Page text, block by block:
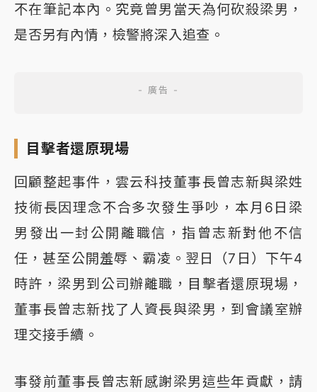
不在筆記本內。究竟曾男當天為何砍殺梁男，
是否另有內情，檢警將深入追查。
目擊者還原現場
回顧整起事件，雲云科技董事長曾志新與梁姓
技術長因理念不合多次發生爭吵，本月6日梁
男發出一封公開離職信，指曾志新對他不信
任，甚至公開羞辱、霸凌。翌日（7日）下午4
時許，梁男到公司辦離職，目擊者還原現場，
董事長曾志新找了人資長與梁男，到會議室辦
理交接手續。
事發前董事長曾志新感謝梁男這些年貢獻，請